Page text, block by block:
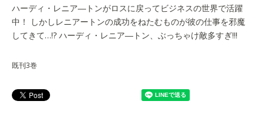
ハーディ・レニア―トンがロスに戻ってビジネスの世界で活躍
中！ しかしレニアートンの成功をねたむものが彼の仕事を邪魔
してきて…!? ハーディ・レニア―トン、ぶっちゃけ敵多すぎ!!!
既刊3巻